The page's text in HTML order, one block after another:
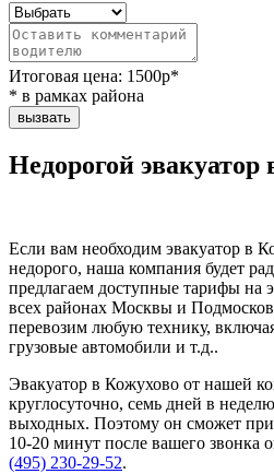
Итоговая цена: 1500р*
* в рамках района
вызвать
Недорогой эвакуатор
Если вам необходим эвакуатор в
недорого, наша компания будет
предлагаем доступные тарифы на
всех районах Москвы и
перевозим любую технику,
грузовые автомобили и т.д..
Эвакуатор в Кожухово от нашей
круглосуточно, семь дней в
выходных. Поэтому он сможет
10-20 минут после вашего звонка
(495) 230-29-52.